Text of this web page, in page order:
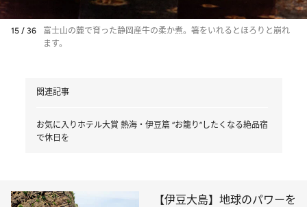
15 / 36
富士山の麓で育った静岡産牛の柔か煮。箸をいれるとほろりと崩れ
ます。
関連記事
お気に入りホテル大賞 熱海・伊豆篇 “お籠り”したくなる絶品宿
で休日を
【伊豆大島】地球のパワーを